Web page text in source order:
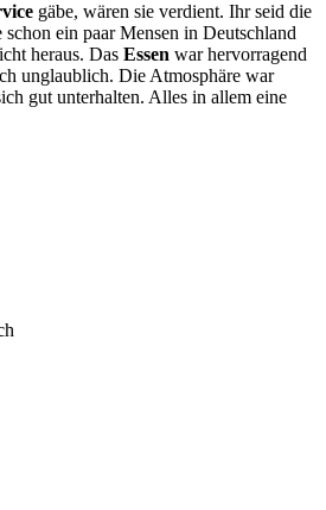
gäbe, wären sie verdient. Ihr seid die
ein paar Mensen in Deutschland
heraus. Das Essen war hervorragend
unglaublich. Die Atmosphäre war
gut unterhalten. Alles in allem eine